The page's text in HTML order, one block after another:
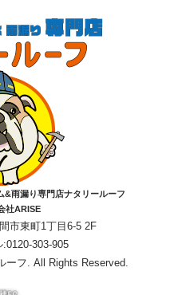
&雨漏り専門店ナタリールーフ
社ARISE
市東町1丁目6-5 2F
303-905
ーフ. All Rights Reserved.